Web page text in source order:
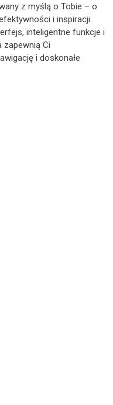
z myślą o Tobie – o
i inspiracji.
inteligentne funkcje i
zapewnią Ci
i doskonałe